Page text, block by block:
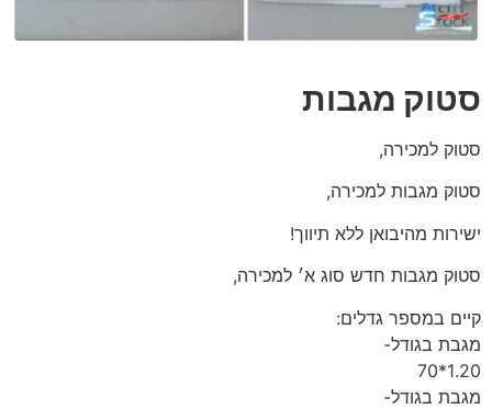
סטוק מגבות
סטוק למכירה,
סטוק מגבות למכירה,
ישירות מהיבואן ללא תיווך!
סטוק מגבות חדש סוג א׳ למכירה,
קיים במספר גדלים:
מגבת בגודל-
1.20*70
מגבת בגודל-